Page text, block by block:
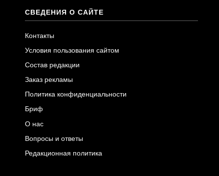
СВЕДЕНИЯ О САЙТЕ
Контакты
Условия пользования сайтом
Состав редакции
Заказ рекламы
Политика конфиденциальности
Бриф
О нас
Вопросы и ответы
Редакционная политика